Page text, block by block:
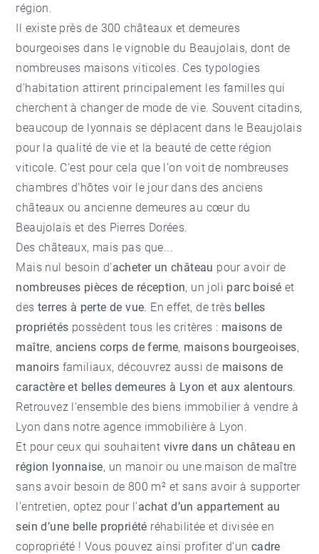
région.
Il existe près de 300 châteaux et demeures
bourgeoises dans le vignoble du Beaujolais, dont de
nombreuses maisons viticoles. Ces typologies
d'habitation attirent principalement les familles qui
cherchent à changer de mode de vie. Souvent citadins,
beaucoup de lyonnais se déplacent dans le Beaujolais
pour la qualité de vie et la beauté de cette région
viticole. C'est pour cela que l'on voit de nombreuses
chambres d'hôtes voir le jour dans des anciens
châteaux ou ancienne demeures au cœur du
Beaujolais et des Pierres Dorées.
Des châteaux, mais pas que...
Mais nul besoin d’acheter un château pour avoir de
nombreuses pièces de réception, un joli parc boisé et
desterres à perte de vue. En effet, de très belles
propriétés possèdent tous les critères : maisons de
maître, anciens corps de ferme, maisons bourgeoises,
manoirs familiaux, découvrez aussi de maisons de
caractère et belles demeures à Lyon et aux alentours.
Retrouvez l'ensemble des biens immobilier à vendre à
Lyon dans notre agence immobilière à Lyon.
Et pour ceux qui souhaitent vivre dans un château en
région lyonnaise, un manoir ou une maison de maître
sans avoir besoin de 800 m² et sans avoir à supporter
l’entretien, optez pour l’achat d’un appartement au
sein d’une belle propriété réhabilitée et divisée en
copropriété ! Vous pouvez ainsi profiter d’un cadre